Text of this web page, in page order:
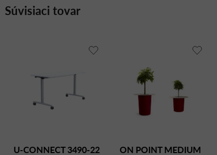
Súvisiaci tovar
U-CONNECT 3490-22
ON POINT MEDIUM